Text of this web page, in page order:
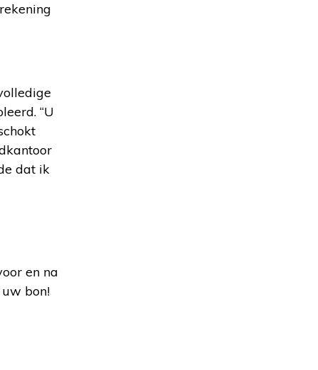
“U
dat ik
en na
bon!